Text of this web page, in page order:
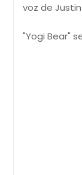
voz de
"Yogi Bear"